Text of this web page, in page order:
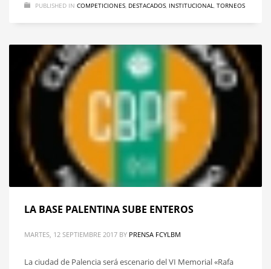
PUBLISHED IN COMPETICIONES DESTACADOS INSTITUCIONAL TORNEOS
LA BASE PALENTINA SUBE ENTEROS
MARTES, 12 SEPTIEMBRE 2017 BY PRENSA FCYLBM
La ciudad de Palencia será escenario del VI Memorial «Rafa